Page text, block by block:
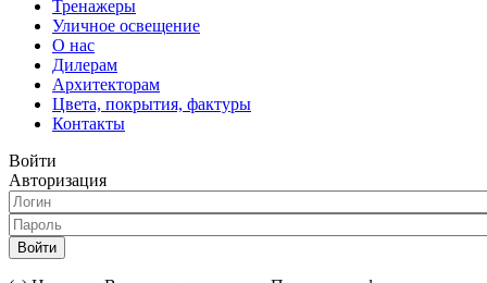
Тренажеры
Уличное освещение
О нас
Дилерам
Архитекторам
Цвета, покрытия, фактуры
Контакты
Войти
Авторизация
Войти